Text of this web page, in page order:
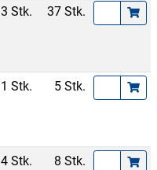
3 Stk. 37 Stk.
1 Stk. 5 Stk.
4 Stk. 8 Stk.